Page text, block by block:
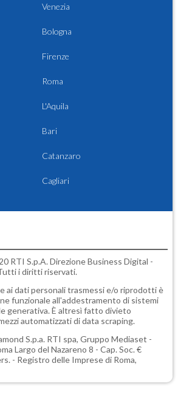
Venezia
Bologna
Firenze
Roma
L'Aquila
Bari
Catanzaro
Cagliari
RTI S.p.A. Direzione Business Digital -
i diritti riservati.
ai dati personali trasmessi e/o riprodotti è
funzionale all'addestramento di sistemi
generativa. È altresì fatto divieto
automatizzati di data scraping.
S.p.a. RTI spa, Gruppo Mediaset -
Largo del Nazareno 8 - Cap. Soc. €
- Registro delle Imprese di Roma,